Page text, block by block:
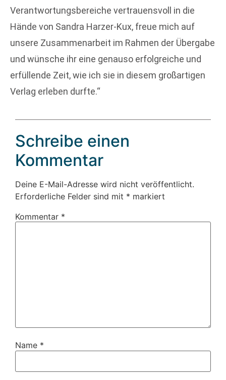
Verantwortungsbereiche vertrauensvoll in die
Hände von Sandra Harzer-Kux, freue mich auf
unsere Zusammenarbeit im Rahmen der Übergabe
und wünsche ihr eine genauso erfolgreiche und
erfüllende Zeit, wie ich sie in diesem großartigen
Verlag erleben durfte.“
Schreibe einen
Kommentar
Deine E-Mail-Adresse wird nicht veröffentlicht.
Erforderliche Felder sind mit * markiert
Kommentar *
Name *